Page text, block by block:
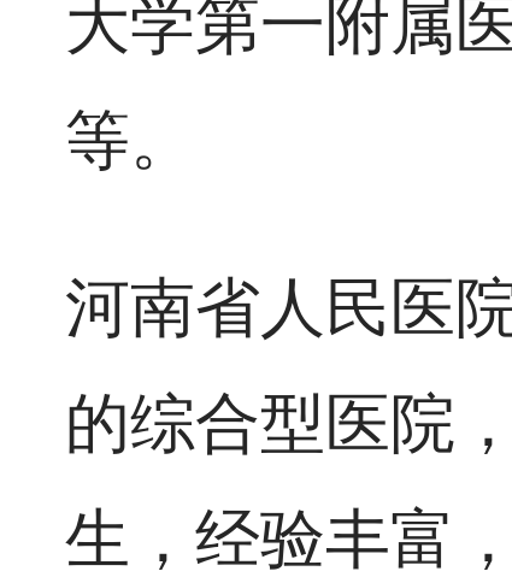
大学第一附属
等。
河南省人民医
的综合型医院
生，经验丰富